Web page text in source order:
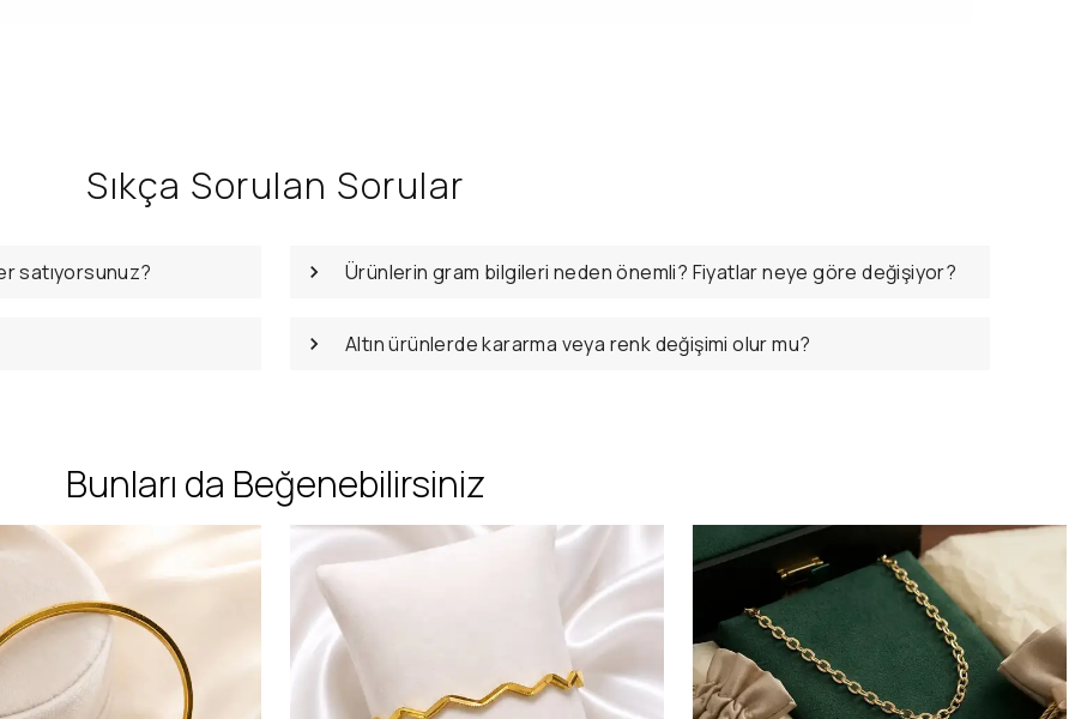
Sıkça Sorulan Sorular
satıyorsunuz? Ürünlerin gram bilgileri neden önemli? Fiyatlar neye göre değişiyor?
Altın ürünlerde kararma veya renk değişimi olur mu?
Bunları da Beğenebilirsiniz